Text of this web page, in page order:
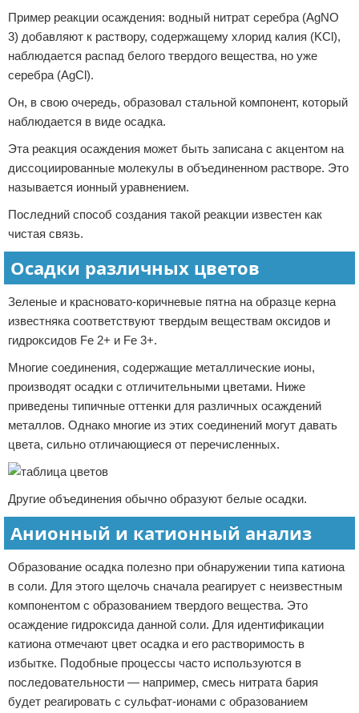
Пример реакции осаждения: водный нитрат серебра (AgNO
3) добавляют к раствору, содержащему хлорид калия (KCl),
наблюдается распад белого твердого вещества, но уже
серебра (AgCl).
Он, в свою очередь, образовал стальной компонент, который
наблюдается в виде осадка.
Эта реакция осаждения может быть записана с акцентом на
диссоциированные молекулы в объединенном растворе. Это
называется ионный уравнением.
Последний способ создания такой реакции известен как
чистая связь.
Осадки различных цветов
Зеленые и красновато-коричневые пятна на образце керна
известняка соответствуют твердым веществам оксидов и
гидроксидов Fe 2+ и Fe 3+.
Многие соединения, содержащие металлические ионы,
производят осадки с отличительными цветами. Ниже
приведены типичные оттенки для различных осаждений
металлов. Однако многие из этих соединений могут давать
цвета, сильно отличающиеся от перечисленных.
Другие объединения обычно образуют белые осадки.
Анионный и катионный анализ
Образование осадка полезно при обнаружении типа катиона
в соли. Для этого щелочь сначала реагирует с неизвестным
компонентом с образованием твердого вещества. Это
осаждение гидроксида данной соли. Для идентификации
катиона отмечают цвет осадка и его растворимость в
избытке. Подобные процессы часто используются в
последовательности — например, смесь нитрата бария
будет реагировать с сульфат-ионами с образованием